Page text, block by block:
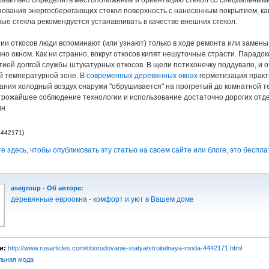
энергосберегающих стекол поверхность с нанесенным покрытием,
стекла рекомендуется устанавливать в качестве внешних стекол.
откосов люди вспоминают (или узнают) только в ходе ремонта или
окном. Как ни странно, вокруг откосов кипят нешуточные страсти.
долгой службы штукатурных откосов. В щели потихонечку поддувало, и
температурной зоне. В современных деревянных окнахгерметизация
холодный воздух снаружи "обрушивается" на прогретый до комнатной
соблюдение технологии и использование достаточно дорогих
здесь, чтобы опубликовать эту статью на своем сайте или блоге, это
asegroup- Об авторе:
деревянные евроокна - комфорт и уют в Вашем доме
http://www.rusarticles.com/oborudovanie-statya/stroitelnaya-moda-4442171.html
мода